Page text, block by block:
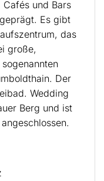
Cafés und Bars
Es gibt
das
große,
Der
Wedding
Berg und ist